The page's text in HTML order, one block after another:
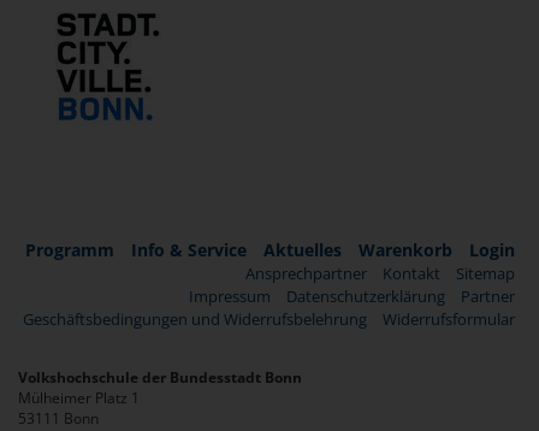
Programm Info & Service Aktuelles Warenkorb Login
Ansprechpartner Kontakt
Sitemap
Impressum
Datenschutzerklärung
Partner
Geschäftsbedingungen und Widerrufsbelehrung
Widerrufsformular
Volkshochschule der Bundesstadt Bonn
Mülheimer Platz 1
53111 Bonn